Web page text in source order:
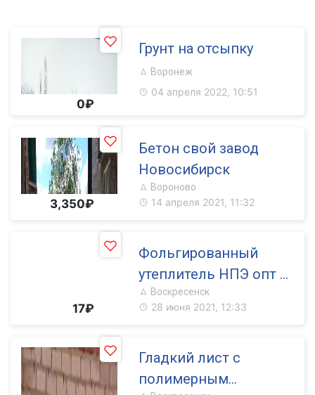
Грунт на отсыпку
Воронеж
04 апреля 2022, 10:51
0₽
Бетон свой завод
Новосибирск
Вороново
14 апреля 2021, 11:32
3,350₽
Фольгированный
утеплитель НПЭ опт и
в розницу.
Воскресенск
28 июня 2021, 12:33
17₽
Гладкий лист с
полимерным